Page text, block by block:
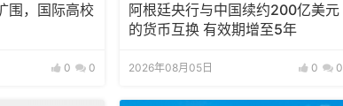
围，国际高校
0 0
阿根廷央行与中国续约200亿美元
的货币互换 有效期增至5年
2026年08月05日 0 0